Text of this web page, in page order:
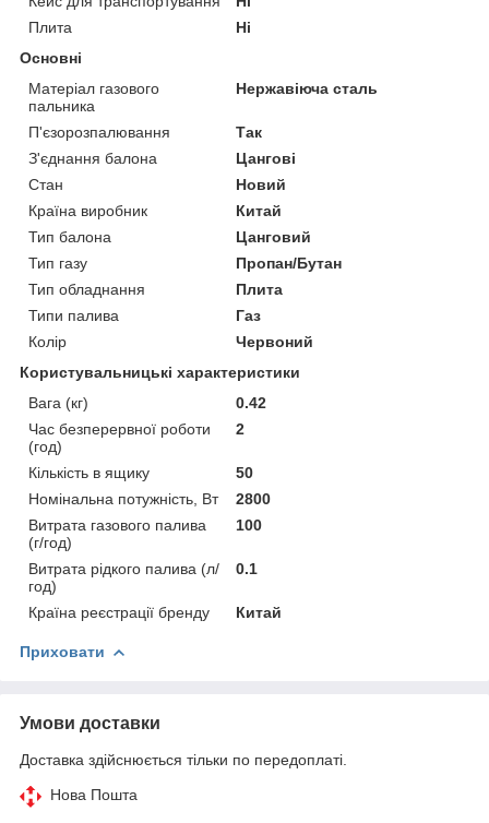
Плита
Ні
Основні
Матеріал газового
пальника
Нержавіюча сталь
П'єзорозпалювання
Так
З'єднання балона
Цангові
Стан
Новий
Країна виробник
Китай
Тип балона
Цанговий
Тип газу
Пропан/Бутан
Тип обладнання
Плита
Типи палива
Газ
Колір
Червоний
Користувальницькі характеристики
Вага (кг)
0.42
Час безперервної роботи
(год)
2
Кількість в ящику
50
Номінальна потужність, Вт
2800
Витрата газового палива
(г/год)
100
Витрата рідкого палива (л/
год)
0.1
Країна реєстрації бренду Китай
Приховати
Умови доставки
Доставка здійснюється тільки по передоплаті.
Нова Пошта